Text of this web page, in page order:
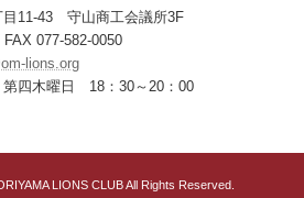
11-43 守山商工会議所3F
077-582-0050
lions.org
木曜日 18：30～20：00
LIONS CLUB All Rights Reserved.